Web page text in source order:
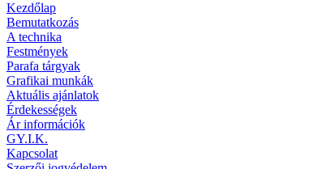
Kezdőlap
Bemutatkozás
A technika
Festmények
Parafa tárgyak
Grafikai munkák
Aktuális ajánlatok
Érdekességek
Ár információk
GY.I.K.
Kapcsolat